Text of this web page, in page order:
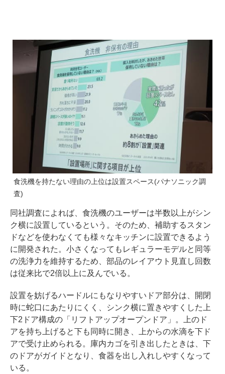
食洗機を持たない理由の上位は設置スペース(パナソニック調
査)
同社調査によれば、食洗機のユーザーは半数以上がシン
ク横に設置しているという。そのため、補助するスタン
ドなどを使わなくても様々なキッチンに設置できるよう
に開発された。小さくなってもレギュラーモデルと同等
の洗浄力を維持するため、部品のレイアウト見直し回数
は従来比で2倍以上に及んでいる。
設置を妨げるハードルにもなりやすいドア部分は、開閉
時に蛇口にあたりにくく、シンク横に置きやすくした上
下2ドア構成の「リフトアップオープンドア」。上のド
アを持ち上げると下も同時に開き、上からの水滴を下ド
アで受け止められる。庫内カゴを引き出したときは、下
のドアがガイドとなり、食器を出し入れしやすくなって
いる。